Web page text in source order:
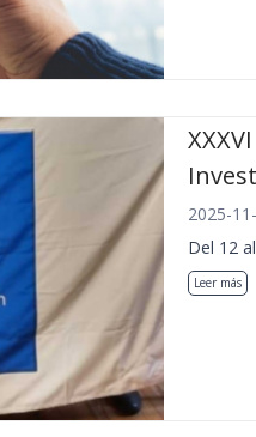
2025-
Del 12
Leer más